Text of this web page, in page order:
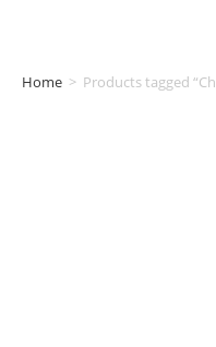
Home > Products tagged